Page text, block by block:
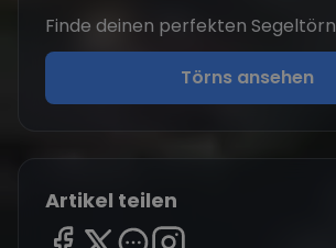
Finde deinen perfekten Segeltörn
Törns ansehen
Artikel teilen